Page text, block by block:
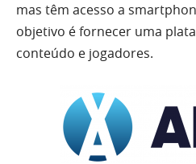
mas têm acesso a
objetivo é fornecer uma
conteúdo e jogadores.